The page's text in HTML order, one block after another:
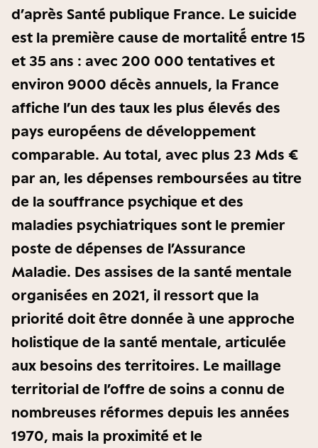
d’après Santé publique France. Le suicide
est la première cause de mortalité́ entre 15
et 35 ans : avec 200 000 tentatives et
environ 9000 décès annuels, la France
affiche l’un des taux les plus élevés des
pays européens de développement
comparable. Au total, avec plus 23 Mds €
par an, les dépenses remboursées au titre
de la souffrance psychique et des
maladies psychiatriques sont le premier
poste de dépenses de l’Assurance
Maladie. Des assises de la santé mentale
organisées en 2021, il ressort que la
priorité doit être donnée à une approche
holistique de la santé mentale, articulée
aux besoins des territoires. Le maillage
territorial de l’offre de soins a connu de
nombreuses réformes depuis les années
1970, mais la proximité et le